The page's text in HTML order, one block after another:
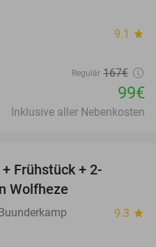
9.1 star
Regulär 167€
99€
Inklusive aller Nebenkosten
Frühstück + 2-
Wolfheze
9.3 star